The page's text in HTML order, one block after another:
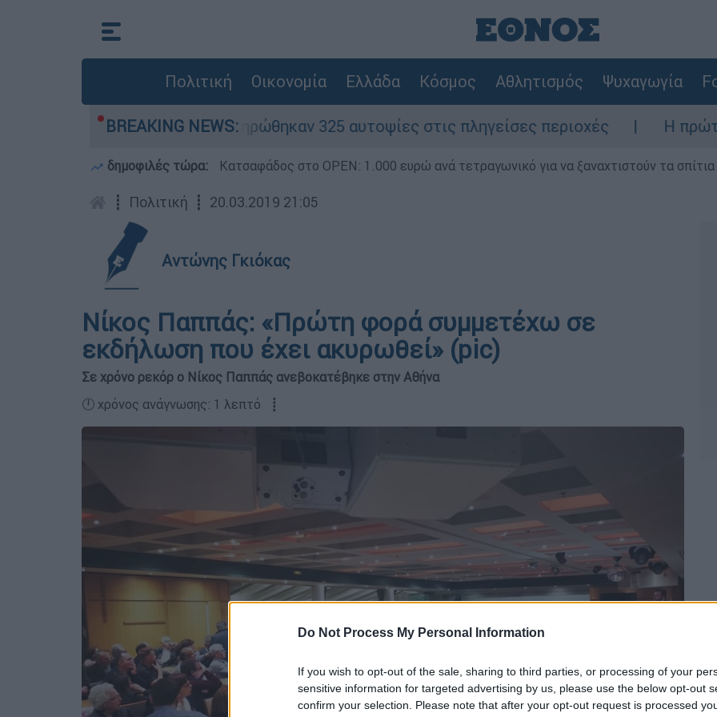
Do Not Process My Personal Information
If you wish to opt-out of the sale, sharing to third parties, or processing of your
sensitive information for targeted advertising by us, please use the below opt-out
confirm your selection. Please note that after your opt-out request is processed
Πολιτική Οικονομία Ελλάδα Κόσμος Αθλητισμός Ψυχαγωγία
BREAKING NEWS:
«κόκκινα» - Ολοκληρώθηκαν 325 αυτοψίες στις πληγείσες περιοχές Η πρώτη
δημοφιλές τώρα: Κατσαφάδος στο OPEN: 1.000 ευρώ ανά τετραγωνικό για να ξαναχτιστούν τα σπίτια
┋ Πολιτική ┋ 20.03.2019 21:05
Αντώνης Γκιόκας
Νίκος Παππάς: «Πρώτη φορά συμμετέχω σε
εκδήλωση που έχει ακυρωθεί» (pic)
Σε χρόνο ρεκόρ ο Νίκος Παππάς ανεβοκατέβηκε στην Αθήνα
🕛 χρόνος ανάγνωσης: 1 λεπτό ┋